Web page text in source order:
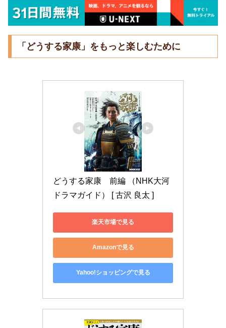
「どうする家康」をもっと楽しむために
どうする家康　前編 （NHK大河
ドラマガイド） [ 古沢 良太 ]
楽天市場で見る
Amazonで見る
Yahoo!ショッピングで見る